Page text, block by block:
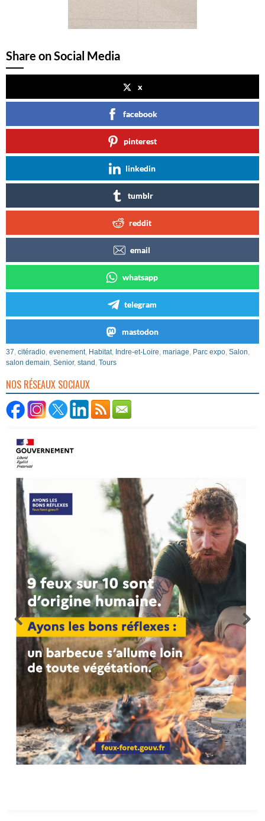
Share on Social Media
x
facebook
pinterest
linkedin
tumblr
reddit
email
whatsapp
telegram
mastodon
37 citéradio evenement, Habitat, Indre-et-Loire mariage Parc expo Salon
salon demain Senior, stand Tours
NOS RÉSEAUX SOCIAUX